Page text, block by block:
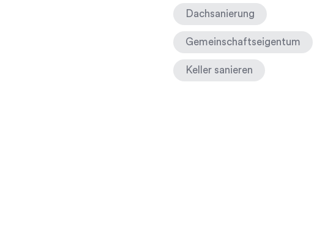
Dachsanierung
Gemeinschaftseigentum
Keller sanieren